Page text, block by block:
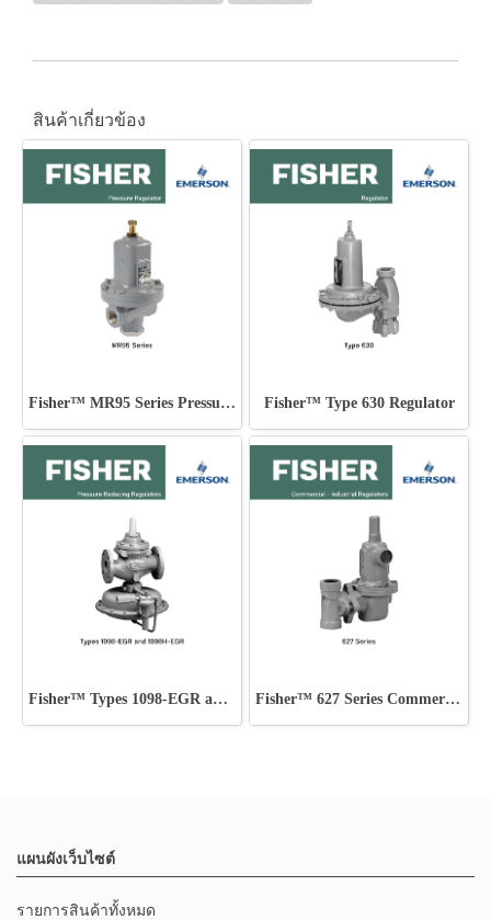
สินค้าเกี่ยวข้อง
Fisher™ MR95 Series Pressure Regulator Fisher™ Type 630 Regulator
Fisher™ Types 1098-EGR and 1098H-EGR Fisher™ 627 Series Commercial - Industrial Regulators
แผนผังเว็บไซต์
รายการสินค้าทั้งหมด